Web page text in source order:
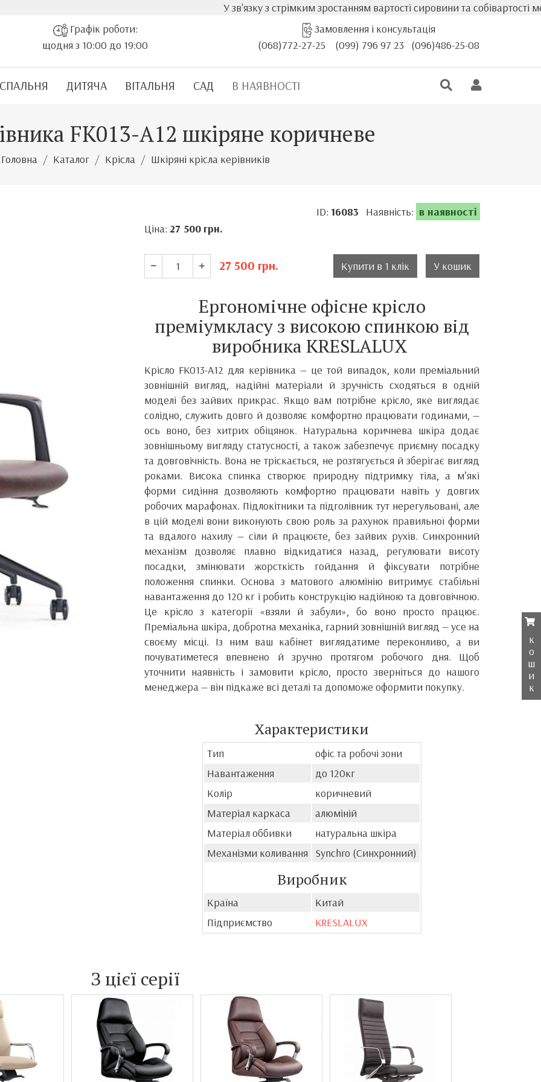
У зв'язку з стрімким зростанням вартості сировини та собівартості
Графік роботи:
щодня з 10:00 до 19:00
Замовлення і консультація
(068)772-27-25
(099) 796 97 23 (096)486-25-08
СПАЛЬНЯ ДИТЯЧА ВІТАЛЬНЯ САД В НАЯВНОСТІ
FK013-A12 шкіряне коричневе
Головна Каталог Крісла Шкіряні крісла керівників
ID: 16083 Наявність: в наявності
Ціна: 27 500 грн.
27 500 грн. Купити в 1 клік У кошик
Ергономічне офісне крісло
преміумкласу з високою спинкою від
виробника KRESLALUX
Крісло FK013-A12 для керівника — це той випадок, коли преміальний
зовнішній вигляд, надійні матеріали й зручність сходяться в одній
моделі без зайвих прикрас. Якщо вам потрібне крісло, яке виглядає
солідно, служить довго й дозволяє комфортно працювати годинами, —
ось воно, без хитрих обіцянок. Натуральна коричнева шкіра додає
зовнішньому вигляду статусності, а також забезпечує приємну посадку
та довговічність. Вона не тріскається, не розтягується й зберігає вигляд
роками. Висока спинка створює природну підтримку тіла, а м’які
форми сидіння дозволяють комфортно працювати навіть у довгих
робочих марафонах. Підлокітники та підголівник тут нерегульовані, але
в цій моделі вони виконують свою роль за рахунок правильної форми
та вдалого нахилу — сіли й працюєте, без зайвих рухів. Синхронний
механізм дозволяє плавно відкидатися назад, регулювати висоту
посадки, змінювати жорсткість гойдання й фіксувати потрібне
положення спинки. Основа з матового алюмінію витримує стабільні
навантаження до 120 кг і робить конструкцію надійною та довговічною.
Це крісло з категорії «взяли й забули», бо воно просто працює.
Преміальна шкіра, добротна механіка, гарний зовнішній вигляд — усе на
своєму місці. Із ним ваш кабінет виглядатиме переконливо, а ви
почуватиметеся впевнено й зручно протягом робочого дня. Щоб
уточнити наявність і замовити крісло, просто зверніться до нашого
менеджера — він підкаже всі деталі та допоможе оформити покупку.
Характеристики
Тип
офіс та робочі зони
Навантаження
до 120кг
Колір
коричневий
Матеріал каркаса
алюміній
Матеріал оббивки
натуральна шкіра
Механізми коливання
Synchro (Синхронний)
Виробник
Країна
Китай
Підприємство
KRESLALUX
З цієї серії
к
о
ш
и
к